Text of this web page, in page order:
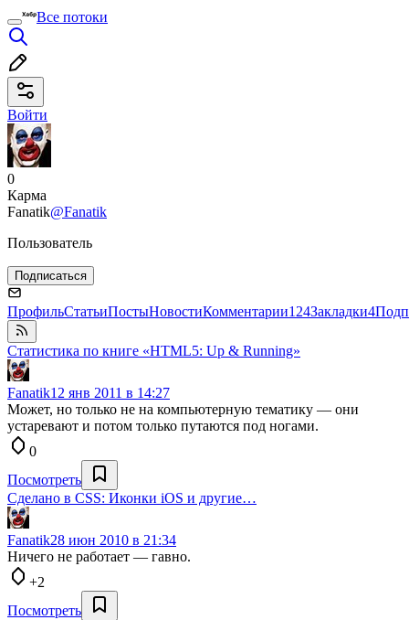
Все потоки
Войти
0
Карма
Fanatik@Fanatik
Пользователь
Подписаться
ПрофильСтатьиПостыНовостиКомментарии124Закладки4
Статистика по книге «HTML5: Up & Running»
Fanatik12 янв 2011 в 14:27
Может, но только не на компьютерную тематику — они
устаревают и потом только путаются под ногами.
0
Посмотреть
Сделано в CSS: Иконки iOS и другие…
Fanatik28 июн 2010 в 21:34
Ничего не работает — гавно.
+2
Посмотреть